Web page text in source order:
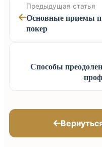
Предыдущая статья
Основные приемы
покер
Способы